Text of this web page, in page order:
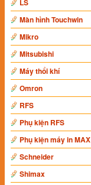
LS
Màn hình Touchwin
Mikro
Mitsubishi
Máy thổi khí
Omron
RFS
Phụ kiện RFS
Phụ kiện máy in MAX
Schneider
Shimax